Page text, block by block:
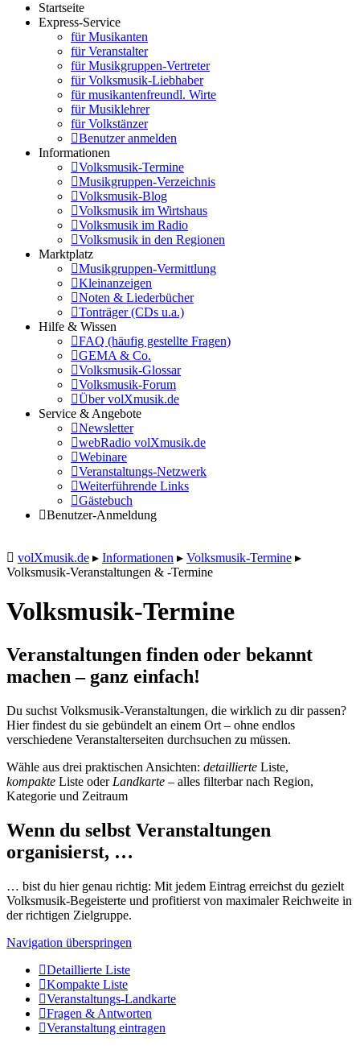
Startseite
Express-Service
für Musikanten
für Veranstalter
für Musikgruppen-Vertreter
für Volksmusik-Liebhaber
für musikantenfreundl. Wirte
für Musiklehrer
für Volkstänzer
Benutzer anmelden
Informationen
Volksmusik-Termine
Musikgruppen-Verzeichnis
Volksmusik-Blog
Volksmusik im Wirtshaus
Volksmusik im Radio
Volksmusik in den Regionen
Marktplatz
Musikgruppen-Vermittlung
Kleinanzeigen
Noten & Liederbücher
Tonträger (CDs u.a.)
Hilfe & Wissen
FAQ (häufig gestellte Fragen)
GEMA & Co.
Volksmusik-Glossar
Volksmusik-Forum
Über volXmusik.de
Service & Angebote
Newsletter
webRadio volXmusik.de
Webinare
Veranstaltungs-Netzwerk
Weiterführende Links
Gästebuch
Benutzer-Anmeldung
volXmusik.de ▸ Informationen ▸ Volksmusik-Termine ▸
Volksmusik-Veranstaltungen & -Termine
Volksmusik-Termine
Veranstaltungen finden oder bekannt
machen – ganz einfach!
Du suchst Volksmusik-Veranstaltungen, die wirklich zu dir passen?
Hier findest du sie gebündelt an einem Ort – ohne endlos
verschiedene Veranstalterseiten durchsuchen zu müssen.
Wähle aus drei praktischen Ansichten: detaillierte Liste,
kompakte Liste oder Landkarte – alles filterbar nach Region,
Kategorie und Zeitraum
Wenn du selbst Veranstaltungen
organisierst, …
… bist du hier genau richtig: Mit jedem Eintrag erreichst du gezielt
Volksmusik-Begeisterte und profitierst von maximaler Reichweite in
der richtigen Zielgruppe.
Navigation überspringen
Detaillierte Liste
Kompakte Liste
Veranstaltungs-Landkarte
Fragen & Antworten
Veranstaltung eintragen